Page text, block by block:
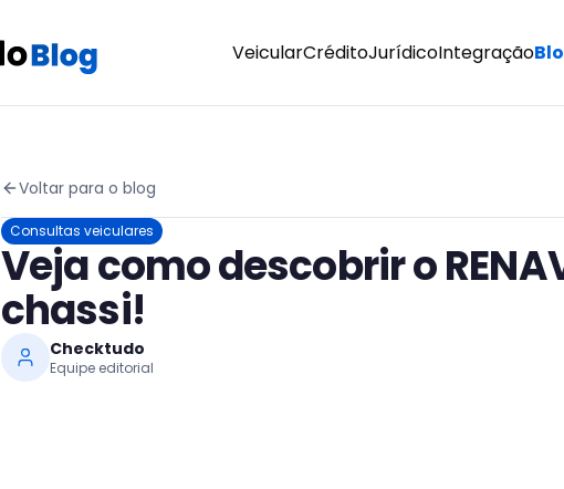
VeicularCréditoJurídicoIntegração
Voltar para o blog
Consultas veiculares
Veja como descobrir o
chassi!
Checktudo
Equipe editorial